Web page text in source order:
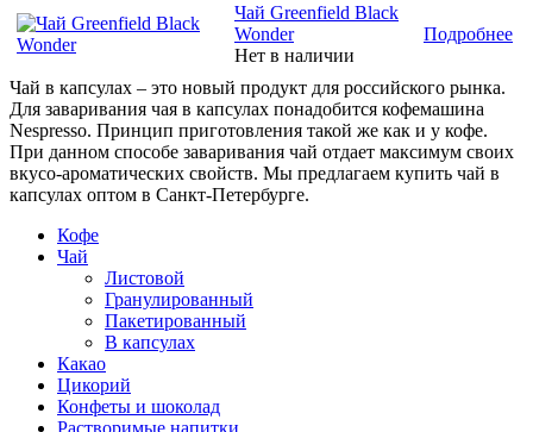
Чай Greenfield Black
Wonder
Нет в наличии
Подробнее
Чай в капсулах – это новый продукт для российского рынка.
Для заваривания чая в капсулах понадобится кофемашина
Nespresso. Принцип приготовления такой же как и у кофе.
При данном способе заваривания чай отдает максимум своих
вкусо-ароматических свойств. Мы предлагаем купить чай в
капсулах оптом в Санкт-Петербурге.
Кофе
Чай
Листовой
Гранулированный
Пакетированный
В капсулах
Какао
Цикорий
Конфеты и шоколад
Растворимые напитки